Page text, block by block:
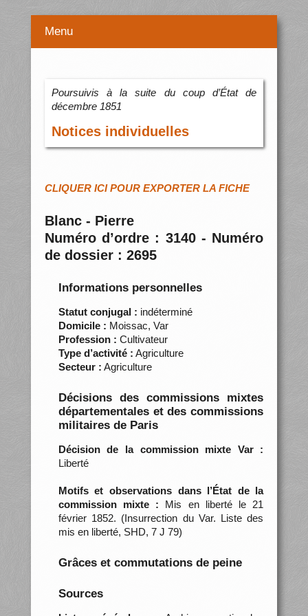
Menu
Poursuivis à la suite du coup d’État de
décembre 1851
Notices individuelles
CLIQUER ICI POUR EXPORTER LA FICHE
Blanc - Pierre
Numéro d’ordre : 3140 - Numéro
de dossier : 2695
Informations personnelles
Statut conjugal : indéterminé
Domicile : Moissac, Var
Profession : Cultivateur
Type d’activité : Agriculture
Secteur : Agriculture
Décisions des commissions mixtes
départementales et des commissions
militaires de Paris
Décision de la commission mixte Var :
Liberté
Motifs et observations dans l’État de la
commission mixte : Mis en liberté le 21
février 1852. (Insurrection du Var. Liste des
mis en liberté, SHD, 7 J 79)
Grâces et commutations de peine
Sources